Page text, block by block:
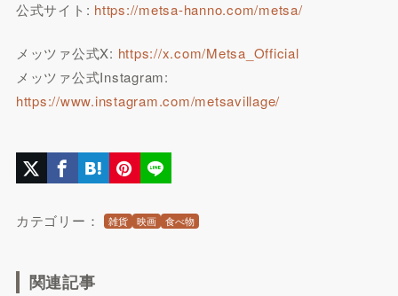
公式サイト: https://metsa-hanno.com/metsa/
メッツァ公式X: https://x.com/Metsa_Official
メッツァ公式Instagram:
https://www.instagram.com/metsavillage/
カテゴリー： 雑貨 映画 食べ物
関連記事